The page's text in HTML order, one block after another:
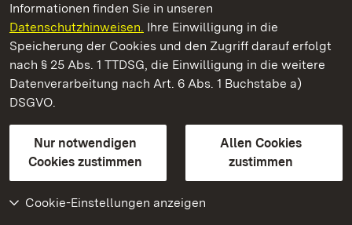
Informationen finden Sie in unseren
Datenschutzhinweisen. Ihre Einwilligung in die
Speicherung der Cookies und den Zugriff darauf erfolgt
nach § 25 Abs. 1 TTDSG, die Einwilligung in die weitere
Datenverarbeitung nach Art. 6 Abs. 1 Buchstabe a)
DSGVO.
Nur notwendigen
Cookies zustimmen
Allen Cookies
zustimmen
Cookie-Einstellungen anzeigen